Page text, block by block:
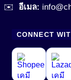
Anti
Anti
Anti-
Anti-
สารออกฤท
สารเพิ่มกา
สารเพิ่มค
สารเพิ่มค
✉️ อีเมล:
CONNECT